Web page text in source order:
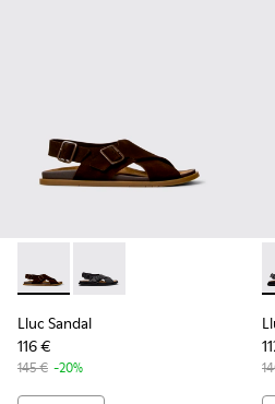
Lluc Sandal - K101093-001 -
Lluc Sandal - K101093-
Lluc Sandal
116 €
145 € -20%